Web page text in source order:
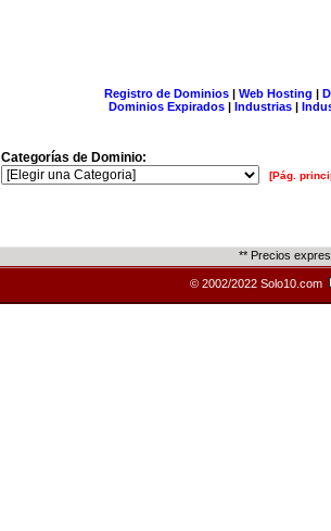
Registro de Dominios| Web Hosting |
Dominios Expirados | Industrias |
Categorías de Dominio:
[Pág.
** Precios
© 2002/2022 Solo10.com